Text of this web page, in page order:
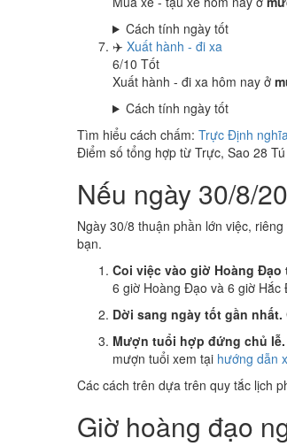
Cách tính ngày tốt
✈️ Xuất hành - đi xa
6/10 Tốt
Xuất hành - đi xa hôm nay ở
Cách tính ngày tốt
Tìm hiểu cách chấm: Trực Định
Điểm số tổng hợp từ Trực, Sao 28
Nếu ngày 30/8/
Ngày 30/8 thuận phần lớn việc,
bạn.
Coi việc vào giờ Hoàng
6 giờ Hoàng Đạo và 6 giờ
Dời sang ngày tốt gần nhất.
Mượn tuổi hợp đứng chủ lễ.
mượn tuổi xem tại hướng dẫn
Các cách trên dựa trên quy tắc lịch
Giờ hoàng đạo